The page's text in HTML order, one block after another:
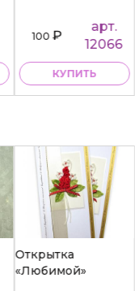
100₽
арт.
12066
КУПИТЬ
Открытка
«Любимой»